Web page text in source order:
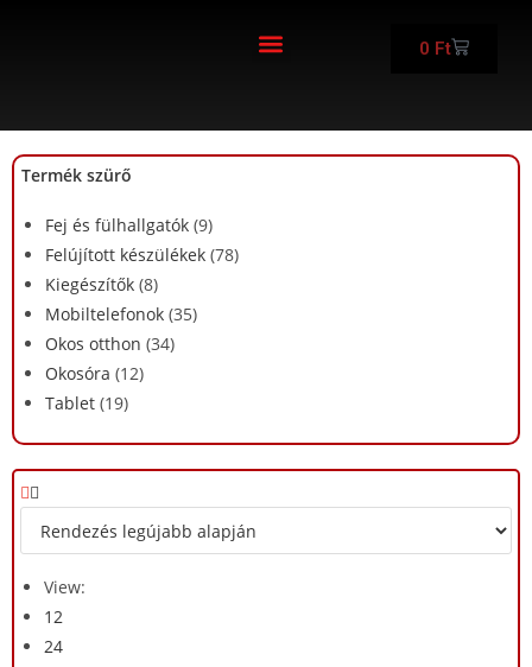
0 Ft
Termék szürő
Fej és fülhallgatók (9)
Felújított készülékek (78)
Kiegészítők (8)
Mobiltelefonok (35)
Okos otthon (34)
Okosóra (12)
Tablet (19)
View:
12
24